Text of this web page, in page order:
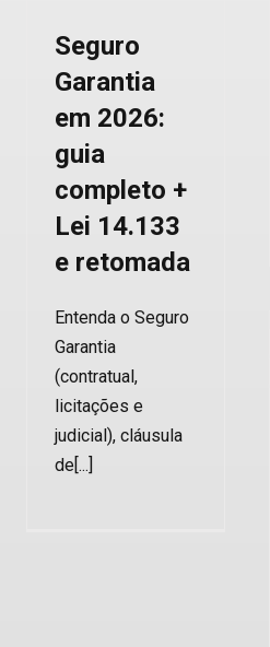
Seguro
Garantia
em 2026:
guia
completo +
Lei 14.133
e retomada
Entenda o Seguro
Garantia
(contratual,
licitações e
judicial), cláusula
de[...]
garantia no
Brasil: regras,
aplicações e
marcos
legais